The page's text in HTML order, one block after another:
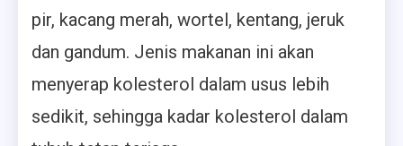
pir, kacang merah, wortel, kentang, jeruk
dan gandum. Jenis makanan ini akan
menyerap kolesterol dalam usus lebih
sedikit, sehingga kadar kolesterol dalam